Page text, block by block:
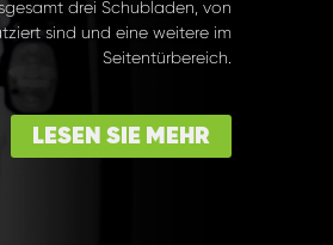
drei Schubladen, von
sind und eine weitere im
Seitentürbereich.
LESEN SIE MEHR